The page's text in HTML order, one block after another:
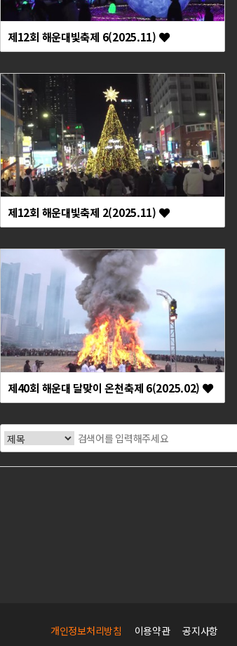
제12회 해운대빛축제 6(2025.11)
제12회 해운대빛축제 2(2025.11)
제40회 해운대 달맞이 온천축제 6(2025.02)
개인정보처리방침 이용약관 공지사항